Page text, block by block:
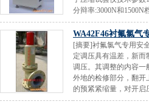
分辩率:3000N和1500N
WA42F46衬氟氯气
[摘要]衬氟氯气专用安
定调压具有温差，新
调压。其调整的内容一
外地的检修部分，翻开
的预紧紧缩量，对开启